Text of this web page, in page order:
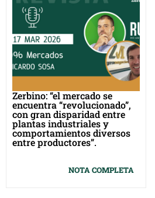
Zerbino: “el mercado se
encuentra “revolucionado”,
con gran disparidad entre
plantas industriales y
comportamientos diversos
entre productores”.
NOTA COMPLETA